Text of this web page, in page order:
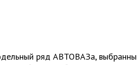
ряд АВТОВАЗа,